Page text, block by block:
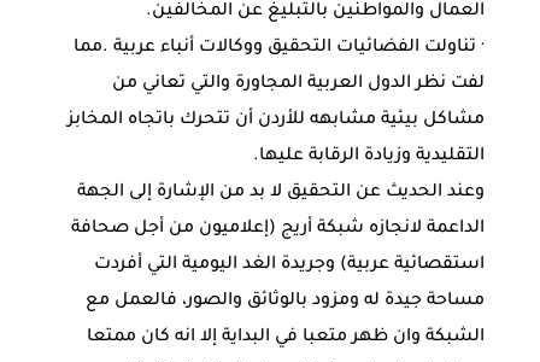
العمال والمواطنين بالتبليغ عن المخالفين.
· تناولت الفضائيات التحقيق ووكالات أنباء عربية .مما
لفت نظر الدول العربية المجاورة والتي تعاني من
مشاكل بيئية مشابهه للأردن أن تتحرك باتجاه المخابز
التقليدية وزيادة الرقابة عليها.
وعند الحديث عن التحقيق لا بد من الإشارة إلى الجهة
الداعمة لانجازه شبكة أريج (إعلاميون من أجل صحافة
استقصائية عربية) وجريدة الغد اليومية التي أفردت
مساحة جيدة له ومزود بالوثائق والصور، فالعمل مع
الشبكة وان ظهر متعبا في البداية إلا انه كان ممتعا